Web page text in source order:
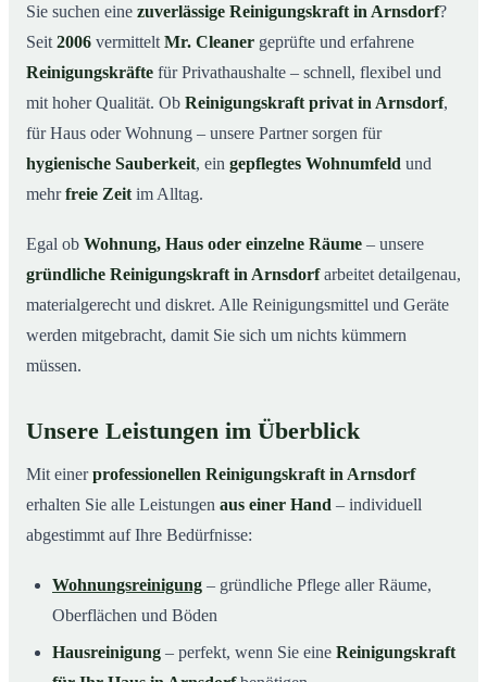
03Warum eine Reinigungskraft von Mr. Cleaner?
04So läuft die Buchung einer Reinigungskraft ab
05Typische Anlässe für eine Reinigungskraft
07Jetzt Reinigungskraft buchen
08So einfach buchen Sie eine Reinigungskraft in
Sie suchen eine zuverlässige Reinigungskraft in Arnsdorf?
Seit 2006 vermittelt Mr. Cleaner geprüfte und erfahrene
Reinigungskräfte für Privathaushalte – schnell, flexibel und
mit hoher Qualität. Ob Reinigungskraft privat in Arnsdorf,
für Haus oder Wohnung – unsere Partner sorgen für
hygienische Sauberkeit, ein gepflegtes Wohnumfeld und
mehrfreie Zeit im Alltag.
Egal ob Wohnung, Haus oder einzelne Räume – unsere
gründliche Reinigungskraft in Arnsdorfarbeitet detailgenau,
materialgerecht und diskret. Alle Reinigungsmittel und Geräte
werden mitgebracht, damit Sie sich um nichts kümmern
müssen.
Unsere Leistungen im Überblick
Mit einerprofessionellen Reinigungskraft in Arnsdorf
erhalten Sie alle Leistungen aus einer Hand – individuell
abgestimmt auf Ihre Bedürfnisse:
Wohnungsreinigung – gründliche Pflege aller Räume,
Oberflächen und Böden
Hausreinigung – perfekt, wenn Sie eine Reinigungskraft